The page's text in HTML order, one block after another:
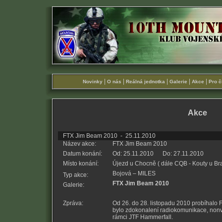
Novinky O nás Reálná jednotka Galerie Akce Pro
Akce
FTX Jim Beam 2010 - 25.11.2010
Název akce:
FTX Jim Beam 2010
Datum konání:
Od: 25.11.2010 Do: 27.11.2010
Místo konání:
Újezd u Chocně ( dále CQB - Kouty u
Typ akce:
Bojová – MILES
Galerie:
FTX Jim Beam 2010
Zpráva:
Od 26. do 28. listopadu 2010 probíhalo
bylo zdokonalení radiokomunikace,
rámci JTF Hammerfall.